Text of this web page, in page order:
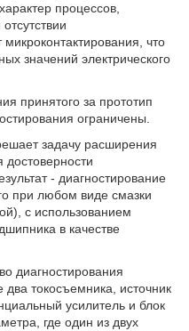
процессов,
что
значений электрического
принятого за прототип
ограничены.
задачу расширения
- диагностирование
при любом виде смазки
с использованием
в качестве
диагностирования
токосъемника, источник
усилитель и блок
где один из двух